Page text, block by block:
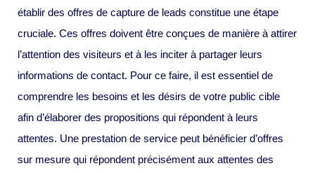
établir des offres de capture de leads constitue une étape
cruciale. Ces offres doivent être conçues de manière à attirer
l’attention des visiteurs et à les inciter à partager leurs
informations de contact. Pour ce faire, il est essentiel de
comprendre les besoins et les désirs de votre public cible
afin d’élaborer des propositions qui répondent à leurs
attentes. Une prestation de service peut bénéficier d’offres
sur mesure qui répondent précisément aux attentes des